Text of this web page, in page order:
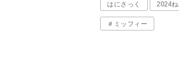
はにさっく 2024
＃ミッフィー